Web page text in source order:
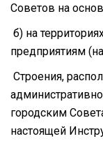
Советов на
б) на
предприятиям
Строения,
городским
настоящей